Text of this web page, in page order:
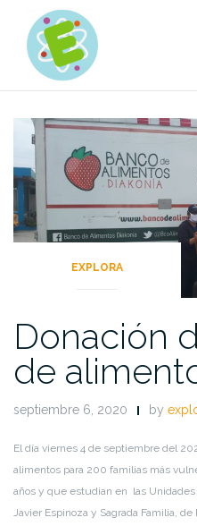
content
EXPLORA
Donación
de
septiembre 6, 2020 by
El día viernes 4 de septiembre del
alimentos para 200 familias más
años y que estudian en las Unidades
Javier Espinoza y Sagrada Familia,